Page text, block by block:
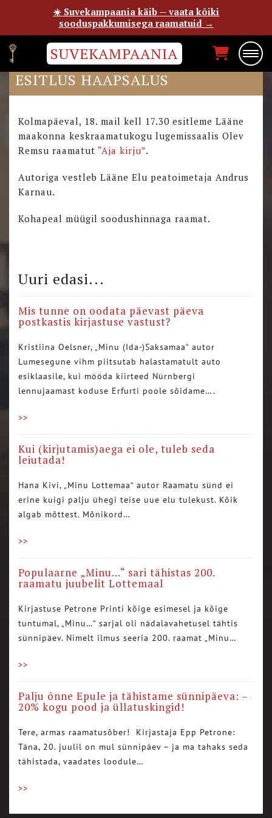
SUVEKAMPAANIA
OLEV REMSU “AJA KIRJU”
ESITLUS HAAPSALUS
Kolmapäeval, 18. mail kell 17.30 esitleme Lääne
maakonna keskraamatukogu lugemissaalis Olev
Remsu raamatut “Aja kirju”.
Autoriga vestleb Lääne Elu peatoimetaja Andrus
Karnau.
Kohapeal müügil soodushinnaga raamat.
Uuri edasi...
Mis tunne on oodata päevast päeva
postkastis kirjastuse vastust?
Kristiina Oelsner, „Minu (Ida-)Saksamaa“ autor
Lumesegune vihm piitsutab halastamatult auto
esiklaasile, kui mööda kiirteed Nürnbergi
lennujaamast koduse Erfurti poole sõidame….
>>
Kui (kirjutamis)aega ei ole, tuleb seda
leiutada!
Hana Kivi, „Minu Lottemaa“ autor Raamatu sünd ei
erine kuigi palju ühegi teise uue elu tulekust. Kõik
algab mõttest. Mõnikord…
>>
Populaarne „Minu…“ sari tähistas 200.
raamatu juubelit Lottemaal
Kirjastuse Petrone Printi kõige esimesel ja kõige
tuntumal, „Minu…“ sarjal oli nädalavahetusel tähtis
sünnipäev. Nimelt ilmus seeria 200. raamat „Minu…
>>
Palju õnne Epule ja tähistame sünnipäeva: –
20% kogu pood ja üllatuskingid!
Tere, armas raamatusõber! Kirjastaja Epp Petrone:
Täna, 20. juulil on mul sünnipäev – ja ma tahaks seda
tähistada, vaadates loodule…
>>
☀️ Suvekampaania käib — vaata kõiki
sooduspakkumisega raamatuid →